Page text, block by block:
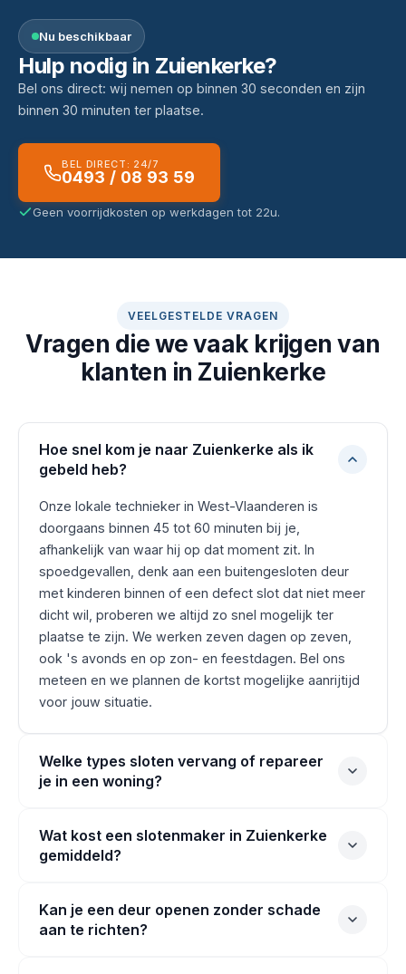
Nu beschikbaar
Hulp nodig in Zuienkerke?
Bel ons direct: wij nemen op binnen 30 seconden en zijn
binnen 30 minuten ter plaatse.
BEL DIRECT: 24/7
0493 / 08 93 59
Geen voorrijdkosten op werkdagen tot 22u.
VEELGESTELDE VRAGEN
Vragen die we vaak krijgen van
klanten in Zuienkerke
Hoe snel kom je naar Zuienkerke als ik
gebeld heb?
Onze lokale technieker in West-Vlaanderen is
doorgaans binnen 45 tot 60 minuten bij je,
afhankelijk van waar hij op dat moment zit. In
spoedgevallen, denk aan een buitengesloten deur
met kinderen binnen of een defect slot dat niet meer
dicht wil, proberen we altijd zo snel mogelijk ter
plaatse te zijn. We werken zeven dagen op zeven,
ook 's avonds en op zon- en feestdagen. Bel ons
meteen en we plannen de kortst mogelijke aanrijtijd
voor jouw situatie.
Welke types sloten vervang of repareer
je in een woning?
Wat kost een slotenmaker in Zuienkerke
gemiddeld?
Kan je een deur openen zonder schade
aan te richten?